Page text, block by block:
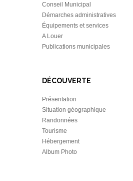
Conseil Municipal
Démarches administratives
Équipements et services
A Louer
Publications municipales
DÉCOUVERTE
Présentation
Situation géographique
Randonnées
Tourisme
Hébergement
Album Photo